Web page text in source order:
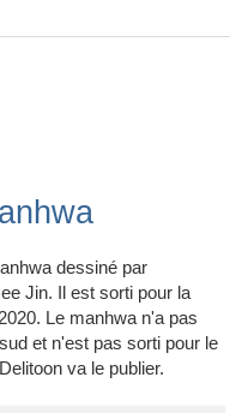
dessiné par
Jin. Il est sorti pour la
Le manhwa n'a pas
et n'est pas sorti pour le
va le publier.